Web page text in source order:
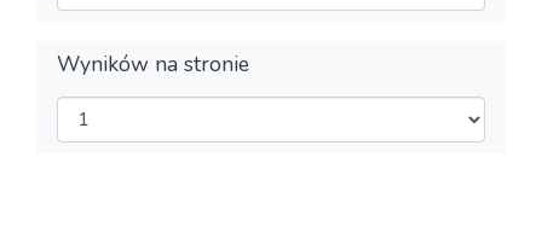
Wyników na stronie